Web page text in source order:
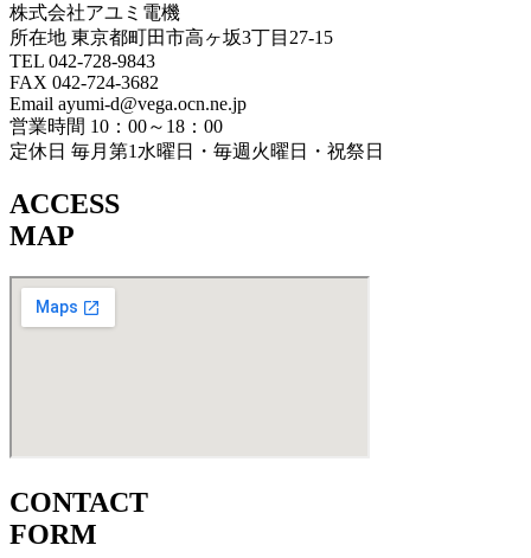
株式会社アユミ電機
所在地 東京都町田市高ヶ坂3丁目27‐15
TEL 042-728-9843
FAX 042-724-3682
Email ayumi-d@vega.ocn.ne.jp
営業時間 10：00～18：00
定休日 毎月第1水曜日・毎週火曜日・祝祭日
ACCESS
MAP
CONTACT
FORM